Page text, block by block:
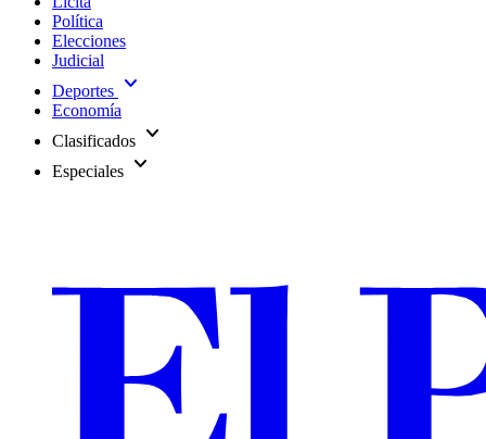
Política
Elecciones
Judicial
Deportes expand_more
Economía
Clasificados expand_more
Especiales expand_more